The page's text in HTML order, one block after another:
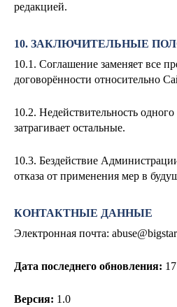
редакцией.
10. ЗАКЛЮЧИТЕЛЬНЫЕ
10.1. Соглашение заменяет все
договорённости относительно
10.2. Недействительность
затрагивает остальные.
10.3. Бездействие
отказа от применения мер в
КОНТАКТНЫЕ ДАННЫЕ
Электронная почта:
Дата последнего обновления: 17
Версия: 1.0